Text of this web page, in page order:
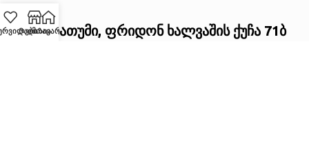
ქ. ბათუმი, ფრიდონ ხალვაშის ქუჩა 71ბ
Მაღაზია
მთავარი